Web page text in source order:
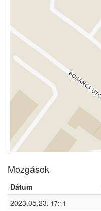
Mozgások
Dátum
2023.05.23. 17:11